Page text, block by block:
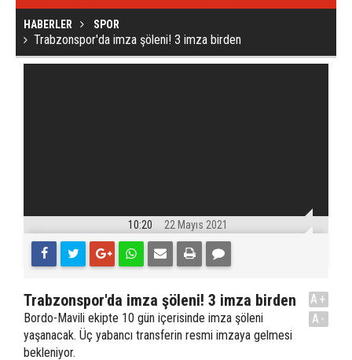
HABERLER SPOR
Trabzonspor'da imza şöleni! 3 imza birden
10:20 22 Mayıs 2021
Trabzonspor'da imza şöleni! 3 imza birden
Bordo-Mavili ekipte 10 gün içerisinde imza şöleni
yaşanacak. Üç yabancı transferin resmi imzaya gelmesi
bekleniyor.
A+
A-